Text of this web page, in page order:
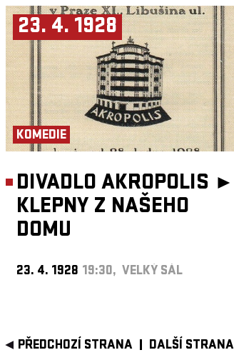
23. 4. 1928
KOMEDIE
DIVADLO AKROPOLIS ►
KLEPNY Z NAŠEHO
DOMU
23. 4. 1928 19:30, VELKÝ SÁL
PŘEDCHOZÍ STRANA DALŠÍ STRANA